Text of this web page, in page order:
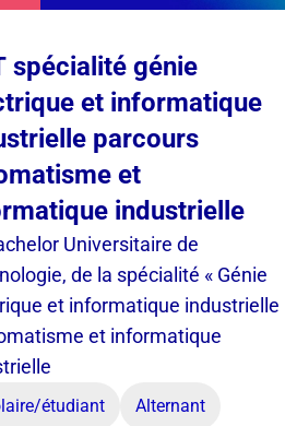
spécialité génie
et informatique
parcours
et
industrielle
Universitaire de
de la spécialité « Génie
et informatique industrielle
et informatique
étudiant Alternant